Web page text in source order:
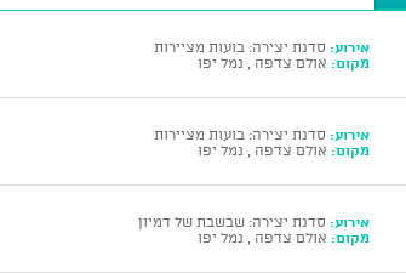
אירוע: סדנת יצירה: בועות מציירות
מקום: אולם צדפה , נמל יפו
אירוע: סדנת יצירה: בועות מציירות
מקום: אולם צדפה , נמל יפו
אירוע: סדנת יצירה: שבשבת של דמיון
מקום: אולם צדפה , נמל יפו